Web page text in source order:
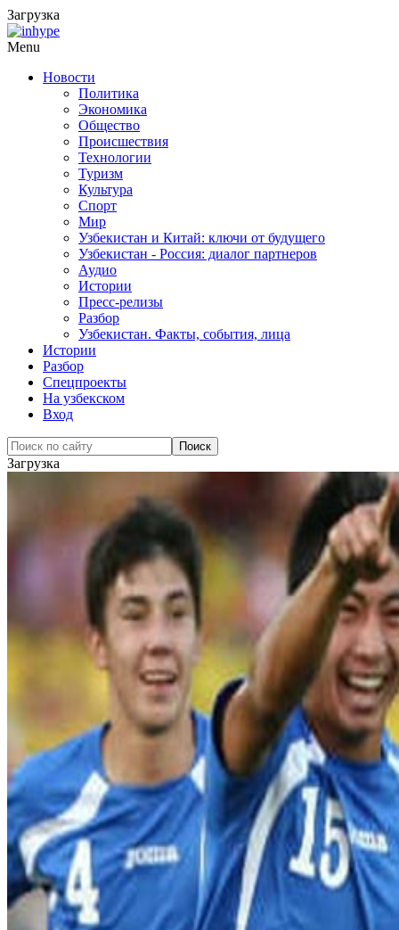
Загрузка
Menu
Новости
Политика
Экономика
Общество
Происшествия
Технологии
Туризм
Культура
Спорт
Мир
Узбекистан и Китай: ключи от будущего
Узбекистан - Россия: диалог партнеров
Аудио
Истории
Пресс-релизы
Разбор
Узбекистан. Факты, события, лица
Истории
Разбор
Спецпроекты
На узбекском
Вход
Загрузка